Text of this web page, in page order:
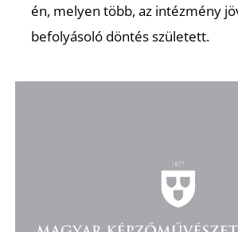
én, melyen több, az intézmény
befolyásoló döntés született.